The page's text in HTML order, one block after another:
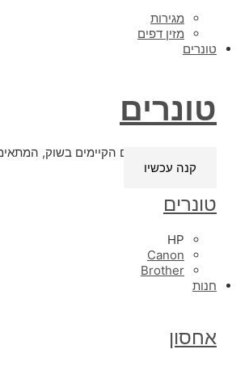
מגירות
מזין דפים
טונרים
טונרים
טונרים מכל הסוגים הקיימים בשוק,
קנה עכשיו
טונרים
HP
Canon
Brother
חנות
אחסון